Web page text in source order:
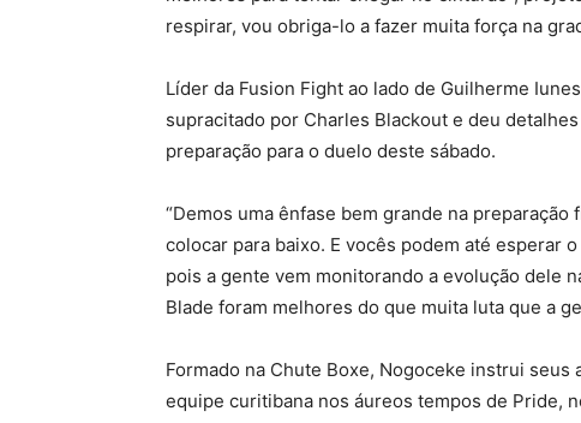
respirar, vou obriga-lo a fazer muita força na
Líder da Fusion Fight ao lado de Guilherme
supracitado por Charles Blackout e deu
preparação para o duelo deste sábado.
“Demos uma ênfase bem grande na
colocar para baixo. E vocês podem até esperar
pois a gente vem monitorando a evolução dele
Blade foram melhores do que muita luta que a
Formado na Chute Boxe, Nogoceke instrui
equipe curitibana nos áureos tempos de Pride,